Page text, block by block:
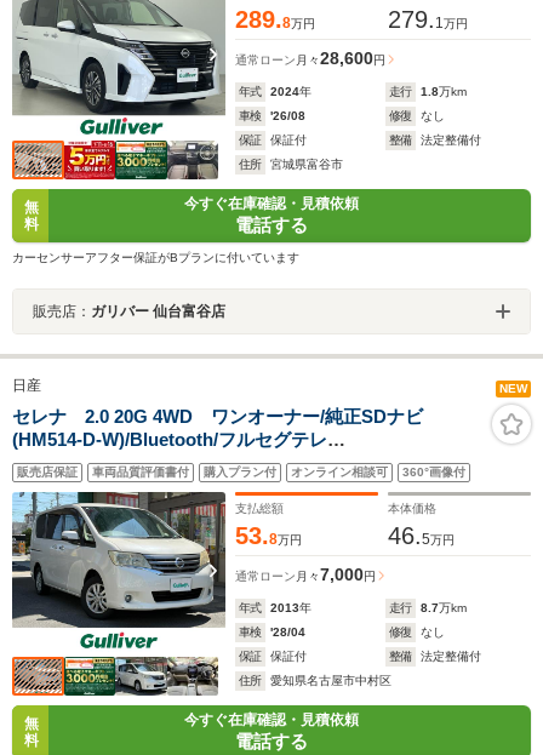
289.8万円 279. 1万円
通常ローン 月々28,600円
年式 2024年 走行 1.8万km
車検
'26/08 修復
なし
保証
保証付 整備
法定整備付
住所
宮城県富谷市
無
料
今すぐ在庫確認・見積依頼
電話する
カーセンサーアフター保証がBプランに付いています
販売店： ガリバー 仙台富谷店
日産 NEW
セレナ 2.0 20G 4WD ワンオーナー/純正SDナビ
(HM514-D-W)/Bluetooth/フルセグテレ
ビ/DVD/CD/AM/FM/AUX/バックカメラ/アイドリングスト
ップ/フォグライト/オートライト
販売店保証 車両品質評価書付 購入プラン付 オンライン相談可 360°画像付
支払総額
53.8万円
本体価格
46.5万円
通常ローン 月々7,000円
年式 2013年 走行 8.7万km
車検
'28/04 修復
なし
保証
保証付 整備
法定整備付
住所
愛知県名古屋市中村区
無
料
今すぐ在庫確認・見積依頼
電話する